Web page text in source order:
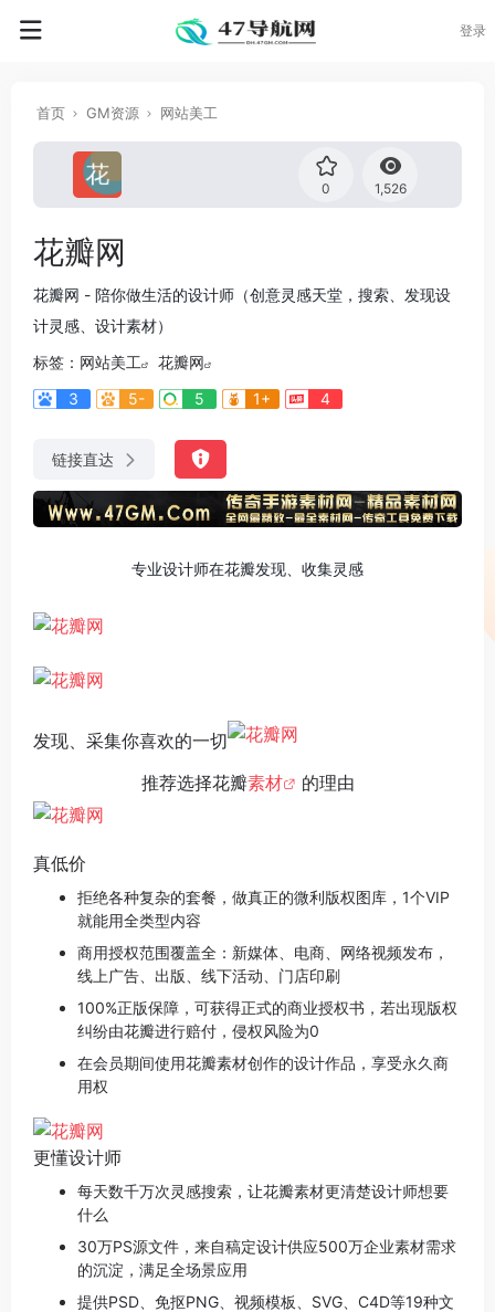
登录
首页 GM资源 网站美工
0 1,526
花瓣网
花瓣网 - 陪你做生活的设计师（创意灵感天堂，搜索、发现设
计灵感、设计素材）
标签： 网站美工
花瓣网
3
5- 5 1+ 4
链接直达
专业设计师在花瓣发现、收集灵感
发现、采集你喜欢的一切
推荐选择花瓣素材 的理由
真低价
拒绝各种复杂的套餐，做真正的微利版权图库，1个VIP
就能用全类型内容
商用授权范围覆盖全：新媒体、电商、网络视频发布，
线上广告、出版、线下活动、门店印刷
100%正版保障，可获得正式的商业授权书，若出现版权
纠纷由花瓣进行赔付，侵权风险为0
在会员期间使用花瓣素材创作的设计作品，享受永久商
用权
更懂设计师
每天数千万次灵感搜索，让花瓣素材更清楚设计师想要
什么
30万PS源文件，来自稿定设计供应500万企业素材需求
的沉淀，满足全场景应用
提供PSD、免抠PNG、视频模板、SVG、C4D等19种文